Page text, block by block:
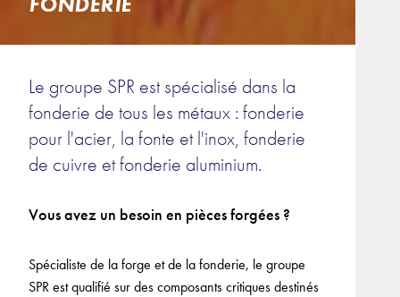
Le groupe SPR est spécialisé dans la
fonderie de tous les métaux : fonderie
pour l'acier, la fonte et l'inox, fonderie
de cuivre et fonderie aluminium.
Vous avez un besoin en pièces forgées ?
Spécialiste de la forge et de la fonderie, le groupe
SPR est qualifié sur des composants critiques destinés